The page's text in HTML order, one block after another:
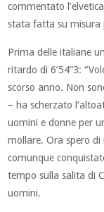
commentato
stata fatta su misura
Prima delle italiane
ritardo di 6’54”3:
scorso anno. Non
– ha scherzato
uomini e donne per
mollare. Ora spero
comunque
tempo sulla salita di
uomini.